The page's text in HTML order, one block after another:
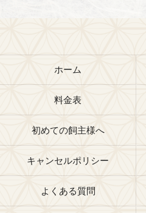
ホーム
料金表
初めての飼主様へ
キャンセルポリシー
よくある質問